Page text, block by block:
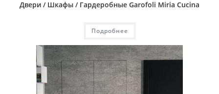
Двери / Шкафы / Гардеробные Garofoli Miria Cucina
Подробнее